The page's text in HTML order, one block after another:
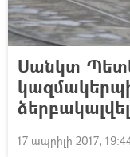
Սանկտ
17 ապրիլի 2017,